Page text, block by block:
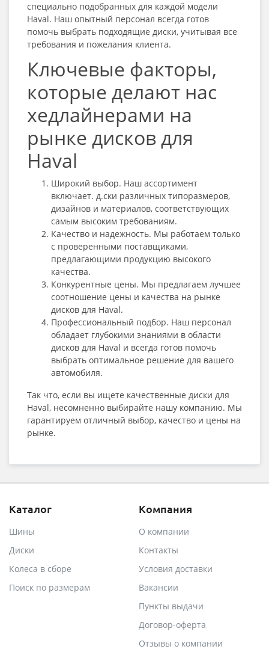
специально подобранных для каждой модели
Haval. Наш опытный персонал всегда готов
помочь выбрать подходящие диски, учитывая все
требования и пожелания клиента.
Ключевые факторы,
которые делают нас
хедлайнерами на
рынке дисков для
Haval
Широкий выбор. Наш ассортимент
включает. д.ски различных типоразмеров,
дизайнов и материалов, соответствующих
самым высоким требованиям.
Качество и надежность. Мы работаем только
с проверенными поставщиками,
предлагающими продукцию высокого
качества.
Конкурентные цены. Мы предлагаем лучшее
соотношение цены и качества на рынке
дисков для Haval.
Профессиональный подбор. Наш персонал
обладает глубокими знаниями в области
дисков для Haval и всегда готов помочь
выбрать оптимальное решение для вашего
автомобиля.
Так что, если вы ищете качественные диски для
Haval, несомненно выбирайте нашу компанию. Мы
гарантируем отличный выбор, качество и цены на
рынке.
Каталог
Шины
Диски
Колеса в сборе
Поиск по размерам
Компания
О компании
Контакты
Условия доставки
Вакансии
Пункты выдачи
Договор-оферта
Отзывы о компании